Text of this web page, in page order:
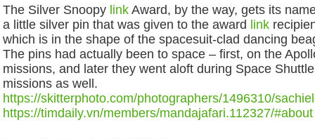
The Silver Snoopy link Award, by the way, gets its
a little silver pin that was given to the award link
which is in the shape of the spacesuit-clad dancing
The pins had actually been to space – first, on the
missions, and later they went aloft during Space
missions as well.
https://skitterphoto.com/photographers/1496310/
https://timdaily.vn/members/mandajafari.112327/#about